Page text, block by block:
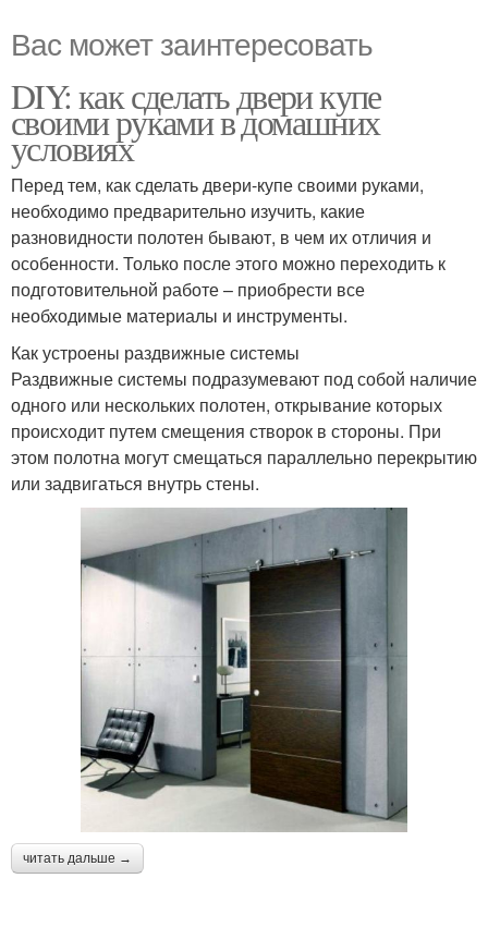
Вас может заинтересовать
DIY: как сделать двери купе
своими руками в домашних
условиях
Перед тем, как сделать двери-купе своими руками,
необходимо предварительно изучить, какие
разновидности полотен бывают, в чем их отличия и
особенности. Только после этого можно переходить к
подготовительной работе – приобрести все
необходимые материалы и инструменты.
Как устроены раздвижные системы
Раздвижные системы подразумевают под собой наличие
одного или нескольких полотен, открывание которых
происходит путем смещения створок в стороны. При
этом полотна могут смещаться параллельно перекрытию
или задвигаться внутрь стены.
читать дальше →